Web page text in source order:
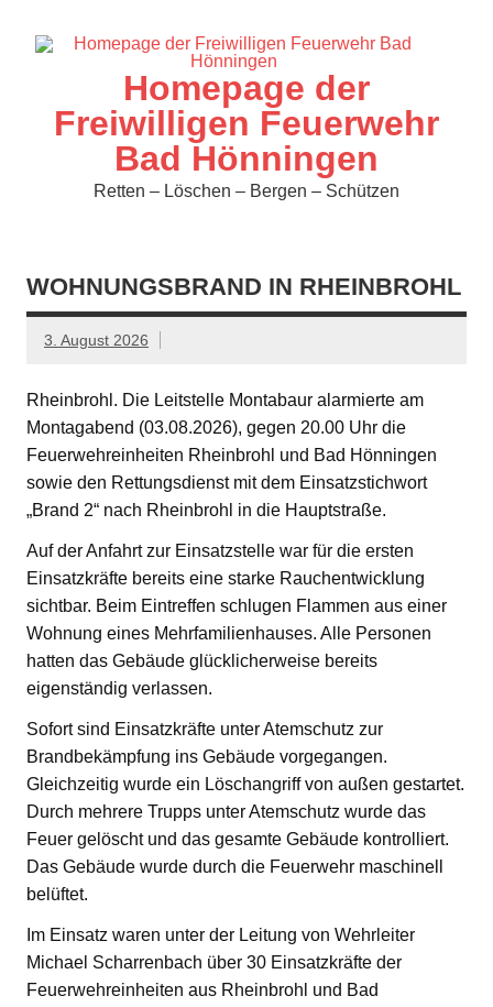
springen
Homepage der
Freiwilligen Feuerwehr
Bad Hönningen
Retten – Löschen – Bergen – Schützen
WOHNUNGSBRAND IN RHEINBROHL
3. August 2026
Rheinbrohl. Die Leitstelle Montabaur alarmierte am
Montagabend (03.08.2026), gegen 20.00 Uhr die
Feuerwehreinheiten Rheinbrohl und Bad Hönningen
sowie den Rettungsdienst mit dem Einsatzstichwort
„Brand 2“ nach Rheinbrohl in die Hauptstraße.
Auf der Anfahrt zur Einsatzstelle war für die ersten
Einsatzkräfte bereits eine starke Rauchentwicklung
sichtbar. Beim Eintreffen schlugen Flammen aus einer
Wohnung eines Mehrfamilienhauses. Alle Personen
hatten das Gebäude glücklicherweise bereits
eigenständig verlassen.
Sofort sind Einsatzkräfte unter Atemschutz zur
Brandbekämpfung ins Gebäude vorgegangen.
Gleichzeitig wurde ein Löschangriff von außen gestartet.
Durch mehrere Trupps unter Atemschutz wurde das
Feuer gelöscht und das gesamte Gebäude kontrolliert.
Das Gebäude wurde durch die Feuerwehr maschinell
belüftet.
Im Einsatz waren unter der Leitung von Wehrleiter
Michael Scharrenbach über 30 Einsatzkräfte der
Feuerwehreinheiten aus Rheinbrohl und Bad